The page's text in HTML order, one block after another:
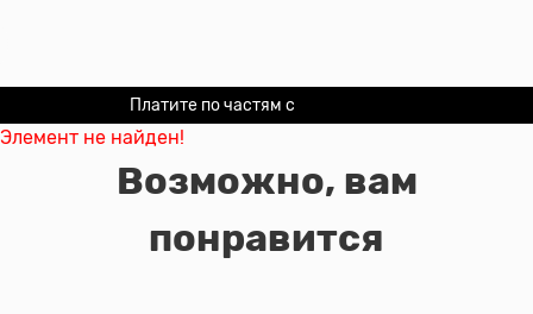
Платите по частям с
Элемент не найден!
Возможно, вам
понравится